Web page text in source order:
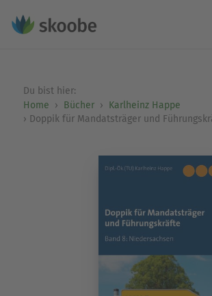
Du bist hier:
Home
Bücher
Karlheinz Happe
Doppik für Mandatsträger und